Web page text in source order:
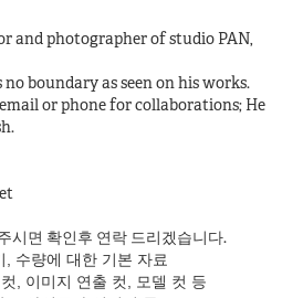
and photographer of studio PAN,
boundary as seen on his works.
or phone for collaborations; He
시면 확인후 연락 드리겠습니다.
수량에 대한 기본 자료
, 이미지 연출 컷, 모델 컷 등